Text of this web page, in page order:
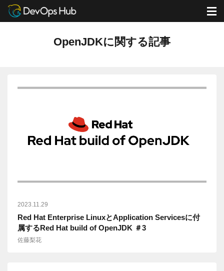
DevOps Hub ブログ OpenJDKに関する記事
OpenJDKに関する記事
2023.11.29
Red Hat Enterprise LinuxとApplication Servicesに付
属するRed Hat build of OpenJDK ＃3
佐藤梨花